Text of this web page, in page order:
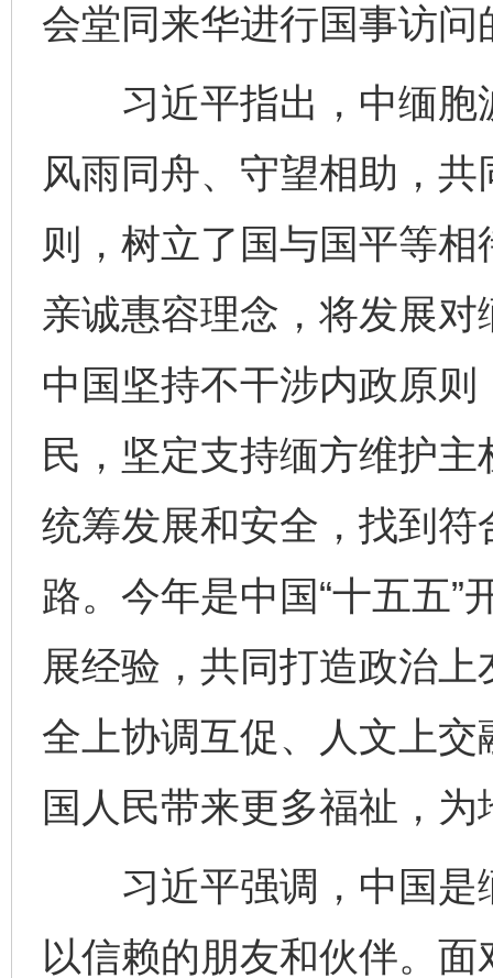
会堂同来华进行国事访
习近平指出，中缅胞
风雨同舟、守望相助，
则，树立了国与国平等
亲诚惠容理念，将发展
中国坚持不干涉内政原
民，坚定支持缅方维护
统筹发展和安全，找到
路。今年是中国“十五五
展经验，共同打造政治
全上协调互促、人文上
国人民带来更多福祉，
习近平强调，中国是
以信赖的朋友和伙伴。